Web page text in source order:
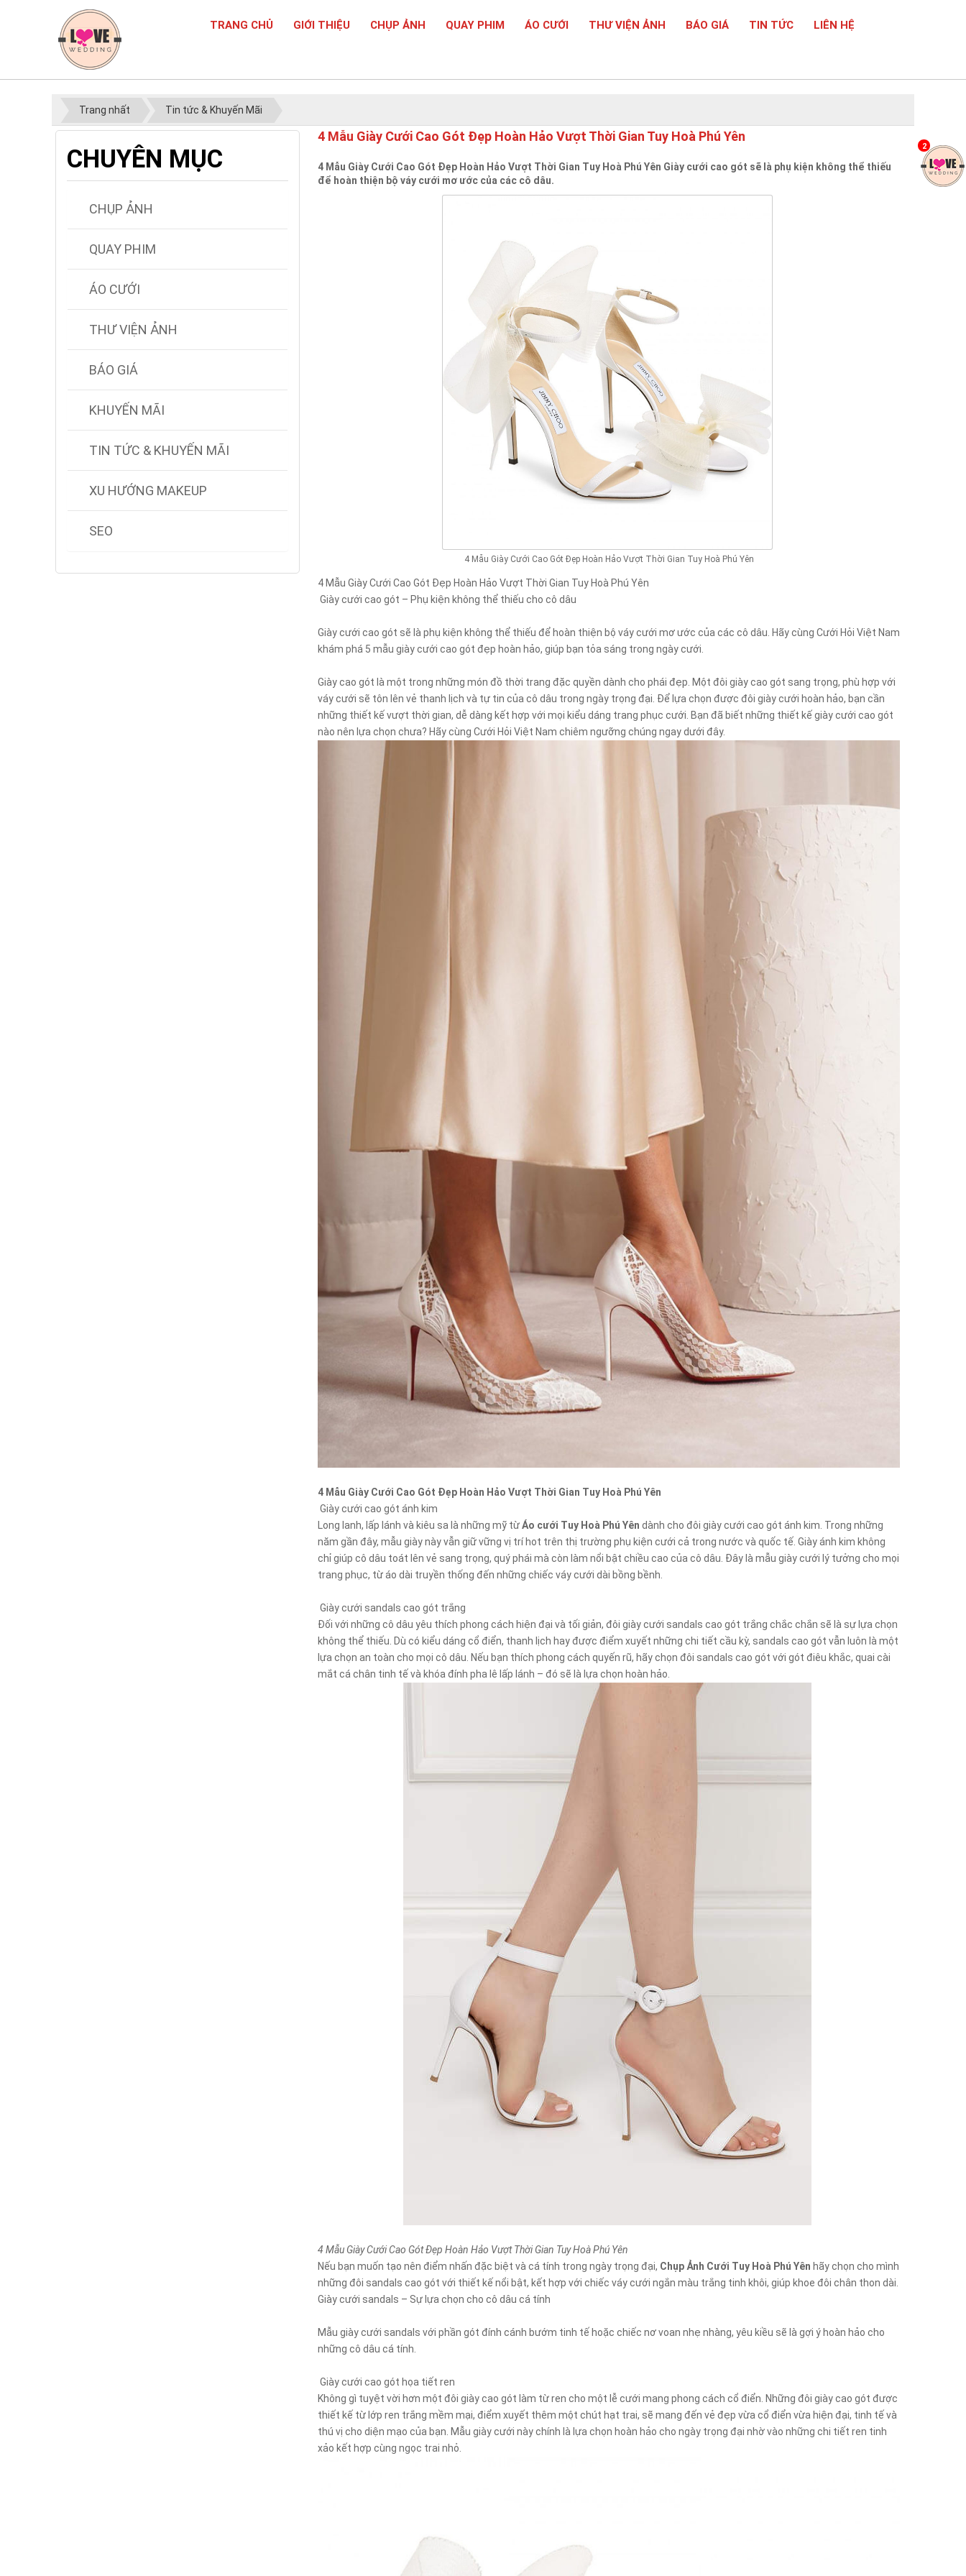
TRANG CHỦ GIỚI THIỆU CHỤP ẢNH QUAY PHIM ÁO CƯỚI THƯ VIỆN ẢNH BÁO GIÁ TIN TỨC LIÊN HỆ
Trang nhất Tin tức & Khuyến Mãi
4 Mẫu Giày Cưới Cao Gót Đẹp Hoàn Hảo Vượt Thời Gian Tuy Hoà Phú Yên
4 Mẫu Giày Cưới Cao Gót Đẹp Hoàn Hảo Vượt Thời Gian Tuy Hoà Phú Yên Giày cưới cao gót sẽ là phụ kiện không thể thiếu
để hoàn thiện bộ váy cưới mơ ước của các cô dâu.
4 Mẫu Giày Cưới Cao Gót Đẹp Hoàn Hảo Vượt Thời Gian Tuy Hoà Phú Yên
4 Mẫu Giày Cưới Cao Gót Đẹp Hoàn Hảo Vượt Thời Gian Tuy Hoà Phú Yên
Giày cưới cao gót – Phụ kiện không thể thiếu cho cô dâu
Giày cưới cao gót sẽ là phụ kiện không thể thiếu để hoàn thiện bộ váy cưới mơ ước của các cô dâu. Hãy cùng Cưới Hỏi Việt Nam
khám phá 5 mẫu giày cưới cao gót đẹp hoàn hảo, giúp bạn tỏa sáng trong ngày cưới.
Giày cao gót là một trong những món đồ thời trang đặc quyền dành cho phái đẹp. Một đôi giày cao gót sang trọng, phù hợp với
váy cưới sẽ tôn lên vẻ thanh lịch và tự tin của cô dâu trong ngày trọng đại. Để lựa chọn được đôi giày cưới hoàn hảo, bạn cần
những thiết kế vượt thời gian, dễ dàng kết hợp với mọi kiểu dáng trang phục cưới. Bạn đã biết những thiết kế giày cưới cao gót
nào nên lựa chọn chưa? Hãy cùng Cưới Hỏi Việt Nam chiêm ngưỡng chúng ngay dưới đây.
4 Mẫu Giày Cưới Cao Gót Đẹp Hoàn Hảo Vượt Thời Gian Tuy Hoà Phú Yên
Giày cưới cao gót ánh kim
Long lanh, lấp lánh và kiêu sa là những mỹ từÁo cưới Tuy Hoà Phú Yên dành cho đôi giày cưới cao gót ánh kim. Trong những
năm gần đây, mẫu giày này vẫn giữ vững vị trí hot trên thị trường phụ kiện cưới cả trong nước và quốc tế. Giày ánh kim không
chỉ giúp cô dâu toát lên vẻ sang trọng, quý phái mà còn làm nổi bật chiều cao của cô dâu. Đây là mẫu giày cưới lý tưởng cho mọi
trang phục, từ áo dài truyền thống đến những chiếc váy cưới dài bồng bềnh.
Giày cưới sandals cao gót trắng
Đối với những cô dâu yêu thích phong cách hiện đại và tối giản, đôi giày cưới sandals cao gót trắng chắc chắn sẽ là sự lựa chọn
không thể thiếu. Dù có kiểu dáng cổ điển, thanh lịch hay được điểm xuyết những chi tiết cầu kỳ, sandals cao gót vẫn luôn là một
lựa chọn an toàn cho mọi cô dâu. Nếu bạn thích phong cách quyến rũ, hãy chọn đôi sandals cao gót với gót điêu khắc, quai cài
mắt cá chân tinh tế và khóa đính pha lê lấp lánh – đó sẽ là lựa chọn hoàn hảo.
4 Mẫu Giày Cưới Cao Gót Đẹp Hoàn Hảo Vượt Thời Gian Tuy Hoà Phú Yên
Nếu bạn muốn tạo nên điểm nhấn đặc biệt và cá tính trong ngày trọng đại, Chụp Ảnh Cưới Tuy Hoà Phú Yên hãy chọn cho mình
những đôi sandals cao gót với thiết kế nổi bật, kết hợp với chiếc váy cưới ngắn màu trắng tinh khôi, giúp khoe đôi chân thon dài.
Giày cưới sandals – Sự lựa chọn cho cô dâu cá tính
Mẫu giày cưới sandals với phần gót đính cánh bướm tinh tế hoặc chiếc nơ voan nhẹ nhàng, yêu kiều sẽ là gợi ý hoàn hảo cho
những cô dâu cá tính.
Giày cưới cao gót họa tiết ren
Không gì tuyệt vời hơn một đôi giày cao gót làm từ ren cho một lễ cưới mang phong cách cổ điển. Những đôi giày cao gót được
thiết kế từ lớp ren trắng mềm mại, điểm xuyết thêm một chút hạt trai, sẽ mang đến vẻ đẹp vừa cổ điển vừa hiện đại, tinh tế và
thú vị cho diện mạo của bạn. Mẫu giày cưới này chính là lựa chọn hoàn hảo cho ngày trọng đại nhờ vào những chi tiết ren tinh
xảo kết hợp cùng ngọc trai nhỏ.
CHUYÊN MỤC
CHỤP ẢNH
QUAY PHIM
ÁO CƯỚI
THƯ VIỆN ẢNH
BÁO GIÁ
KHUYẾN MÃI
TIN TỨC & KHUYẾN MÃI
XU HƯỚNG MAKEUP
SEO
2